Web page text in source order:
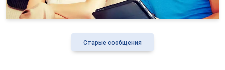
Старые сообщения